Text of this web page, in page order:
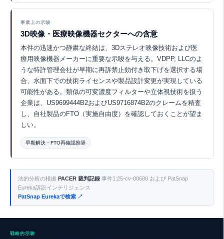
事業上の示唆
3D映像・医療映像機器セクターへの含意
本件の迅速かつ静粛な終結は、3Dステレオ映像技術および医
療用映像機器メーカーに重要な示唆を与える。VDPP, LLCのよ
うな特許管理会社が早期に再訴禁止効付き取下げを選択する場
合、水面下での技術ライセンスや製品設計変更が実現している
可能性がある。類似の可変濃度フィルターや立体視技術を扱う
企業は、US9699444B2およびUS9716874B2のクレームを精査
し、自社製品のFTO（実施自由度）を確認しておくことが望ま
しい。
早期解決・FTO再確認推奨
Eurekaで探索 ↗
法的分析の根拠 PACER 裁判記録 事件1:25-cv-00680 および PatSnap
Eureka訴訟インテリジェンス
PatSnap Eurekaで検索 ↗
戦略的示唆